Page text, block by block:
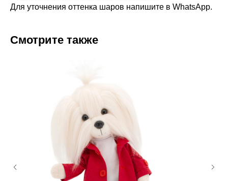
Для уточнения оттенка шаров напишите в WhatsApp.
Смотрите также